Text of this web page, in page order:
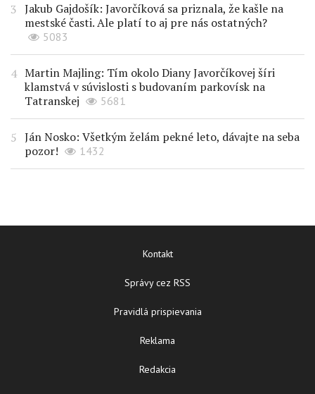
Jakub Gajdošík: Javorčíková sa priznala, že kašle na
mestské časti. Ale platí to aj pre nás ostatných?
5083
Martin Majling: Tím okolo Diany Javorčíkovej šíri
klamstvá v súvislosti s budovaním parkovísk na
Tatranskej
5681
Ján Nosko: Všetkým želám pekné leto, dávajte na seba
pozor!
1432
Kontakt
Správy cez RSS
Pravidlá prispievania
Reklama
Redakcia